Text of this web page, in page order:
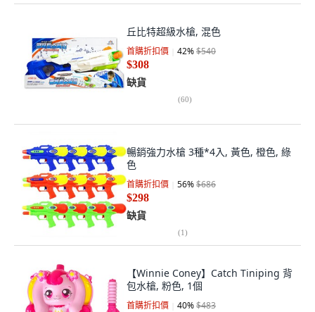
丘比特超級水槍, 混色
首購折扣價 42%$540
$308
缺貨
(60)
暢銷強力水槍 3種*4入, 黃色, 橙色, 綠
色
首購折扣價 56%$686
$298
缺貨
(1)
【Winnie Coney】Catch Tiniping 背
包水槍, 粉色, 1個
首購折扣價 40%$483